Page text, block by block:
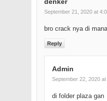
September 21, 2020 at
bro crack nya di
Reply
Admin
September 22, 2020
di folder plaza gan